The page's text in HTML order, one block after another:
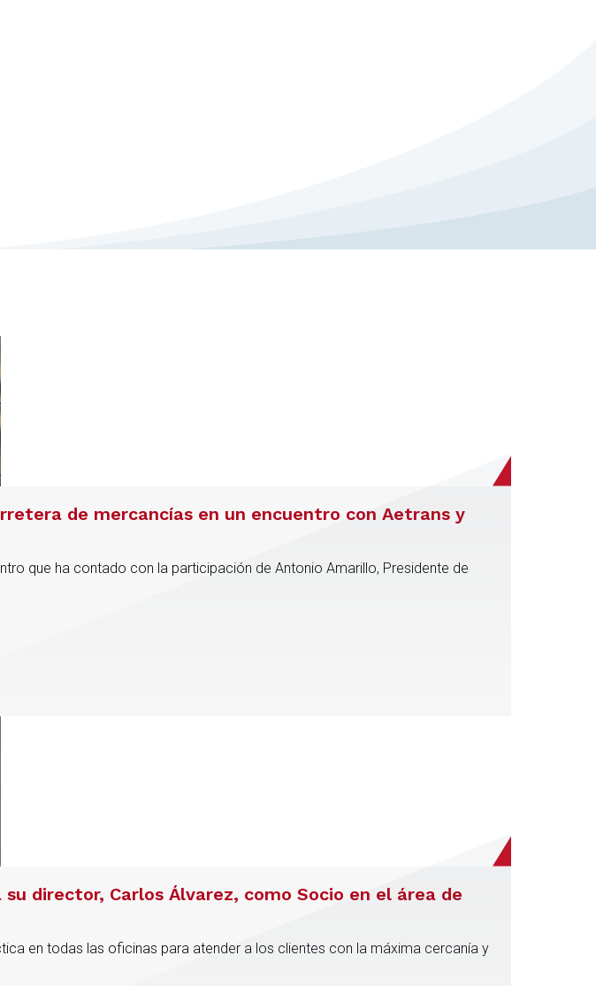
de mercancías en un encuentro con Aetrans y
que ha contado con la participación de Antonio Amarillo, Presidente de
director, Carlos Álvarez, como Socio en el área de
en todas las oficinas para atender a los clientes con la máxima cercanía y